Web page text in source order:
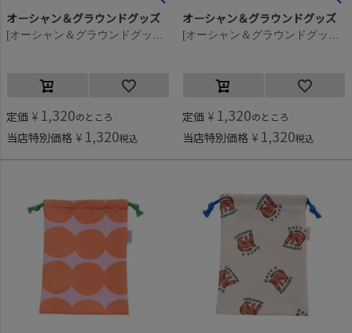
オーシャン＆グラウンドグッズ
定価 ¥ 1,320のところ
当店特別価格 ¥ 1,320税込
オーシャン＆グラウンドグッズ
定価 ¥ 1,320のところ
当店特別価格 ¥ 1,320税込